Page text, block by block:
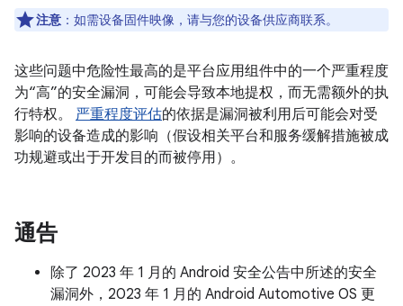
注意 ：如需设备固件映像，请与您的设备供应商联系。
这些问题中危险性最高的是平台应用组件中的一个严重程度
为“高”的安全漏洞，可能会导致本地提权，而无需额外的执
行特权。 严重程度评估的依据是漏洞被利用后可能会对受
影响的设备造成的影响（假设相关平台和服务缓解措施被成
功规避或出于开发目的而被停用）。
通告
除了 2023 年 1 月的 Android 安全公告中所述的安全
漏洞外，2023 年 1 月的 Android Automotive OS 更